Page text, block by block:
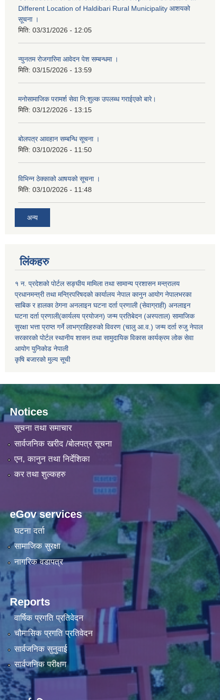
Different Location of Haldibari Rural Municipality आशयको
सूचना ।
मिति: 03/31/2026 - 12:05
न्युनतम रोजगारिमा आवेदन पेश सम्बन्धमा ।
मिति: 03/15/2026 - 13:59
मनोसामाजिक परामर्श सेवा नि:शुल्क उपलब्ध गराईएको बारे।
मिति: 03/12/2026 - 13:15
बोलपत्र आवहान सम्बन्धि सूचना ।
मिति: 03/10/2026 - 11:50
विभिन्न ठेक्काको आषयको सूचना ।
मिति: 03/10/2026 - 11:48
अन्य
लिंकहरु
१ न. प्रदेशको पोर्टल सङ्घीय मामिला तथा सामान्य प्रशासन मन्त्रालय
प्रधानमन्त्री तथा मन्त्रिपरिषदको कार्यालय नेपाल कानुन आयोग नेपालभरका
साबिक र हालका ठेगना अनलाइन घटना दर्ता प्रणाली (सेवाग्राही) अनलाइन
घटना दर्ता प्रणाली(कार्यलय प्रयोजन) जन्म प्रतिबेदन (अस्पताल) सामाजिक
सुरक्षा भत्ता प्राप्त गर्ने लाभग्राहिहरुको विवरण (चालु आ.व.) जन्म दर्ता रुजु नेपाल
सरकारको पोर्टल स्थानीय शासन तथा सामुदायिक विकास कार्यक्रम लोक सेवा
आयोग युनिकाेड नेपाली
कृषि बजारको मुल्य सूची
Notices
सूचना तथा समाचार
सार्वजनिक खरीद /बोलपत्र सूचना
एन, कानुन तथा निर्देशिका
कर तथा शुल्कहरु
eGov services
घटना दर्ता
सामाजिक सुरक्षा
नागरिक वडापत्र
Reports
वार्षिक प्रगति प्रतिवेदन
चौमासिक प्रगति प्रतिवेदन
सार्वजनिक सुनुवाई
सार्वजनिक परीक्षण